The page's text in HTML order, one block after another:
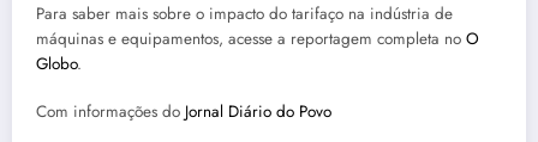
Para saber mais sobre o impacto do tarifaço na indústria de
máquinas e equipamentos, acesse a reportagem completa no O
Globo.
Com informações do Jornal Diário do Povo